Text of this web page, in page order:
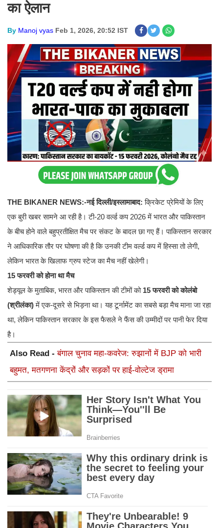
का ऐलान
By Manoj vyas Feb 1, 2026, 20:52 IST
THE BIKANER NEWS:-नई दिल्ली/इस्लामाबाद: क्रिकेट प्रेमियों के लिए
एक बुरी खबर सामने आ रही है। टी-20 वर्ल्ड कप 2026 में भारत और पाकिस्तान
के बीच होने वाले बहुप्रतीक्षित मैच पर संकट के बादल छा गए हैं। पाकिस्तान सरकार
ने आधिकारिक तौर पर घोषणा की है कि उनकी टीम वर्ल्ड कप में हिस्सा तो लेगी,
लेकिन भारत के खिलाफ ग्रुप स्टेज का मैच नहीं खेलेगी।
15 फरवरी को होना था मैच
शेड्यूल के मुताबिक, भारत और पाकिस्तान की टीमों को 15 फरवरी को कोलंबो
(श्रीलंका)में एक-दूसरे से भिड़ना था। यह टूर्नामेंट का सबसे बड़ा मैच माना जा रहा
था, लेकिन पाकिस्तान सरकार के इस फैसले ने फैंस की उम्मीदों पर पानी फेर दिया
है।
Also Read -बंगाल चुनाव महा-कवरेज: रुझानों में BJP को भारी
बहुमत, मतगणना केंद्रों और सड़कों पर हाई-वोल्टेज ड्रामा